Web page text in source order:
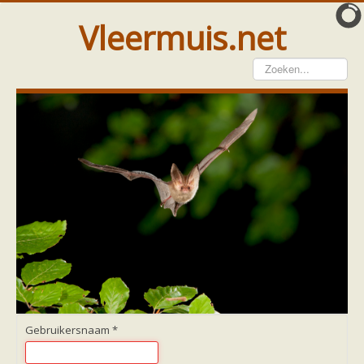
Vleermuis.net
Vleermuis gezien
Waarneming doorgeven
Wat doen wij met meldingen
Telinstructie
Waarnemingen doorgeven elders
Hulp
Vleermuis gevonden
Vanginstructie
Hulp per email
Hulp per provincie
Drenthe
Groningen
Home
Gebruikersnaam *